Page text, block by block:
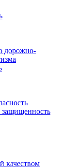
дорожно-
защищенность
качеством